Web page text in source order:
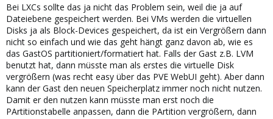
Bei LXCs sollte das ja nicht das Problem sein, weil die ja auf
Dateiebene gespeichert werden. Bei VMs werden die virtuellen
Disks ja als Block-Devices gespeichert, da ist ein Vergrößern dann
nicht so einfach und wie das geht hängt ganz davon ab, wie es
das GastOS partitioniert/formatiert hat. Falls der Gast z.B. LVM
benutzt hat, dann müsste man als erstes die virtuelle Disk
vergrößern (was recht easy über das PVE WebUI geht). Aber dann
kann der Gast den neuen Speicherplatz immer noch nicht nutzen.
Damit er den nutzen kann müsste man erst noch die
PArtitionstabelle anpassen, dann die PArtition vergrößern, dann